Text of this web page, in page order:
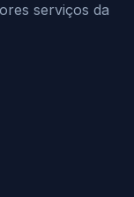
serviços da